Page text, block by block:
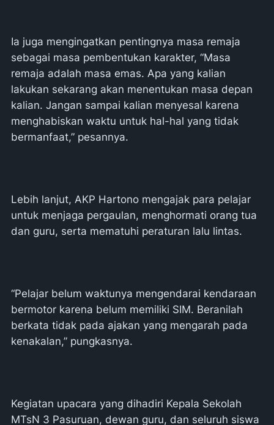
Ia juga mengingatkan pentingnya masa remaja
sebagai masa pembentukan karakter, “Masa
remaja adalah masa emas. Apa yang kalian
lakukan sekarang akan menentukan masa depan
kalian. Jangan sampai kalian menyesal karena
menghabiskan waktu untuk hal-hal yang tidak
bermanfaat,” pesannya.
Lebih lanjut, AKP Hartono mengajak para pelajar
untuk menjaga pergaulan, menghormati orang tua
dan guru, serta mematuhi peraturan lalu lintas.
“Pelajar belum waktunya mengendarai kendaraan
bermotor karena belum memiliki SIM. Beranilah
berkata tidak pada ajakan yang mengarah pada
kenakalan,” pungkasnya.
Kegiatan upacara yang dihadiri Kepala Sekolah
MTsN 3 Pasuruan, dewan guru, dan seluruh siswa